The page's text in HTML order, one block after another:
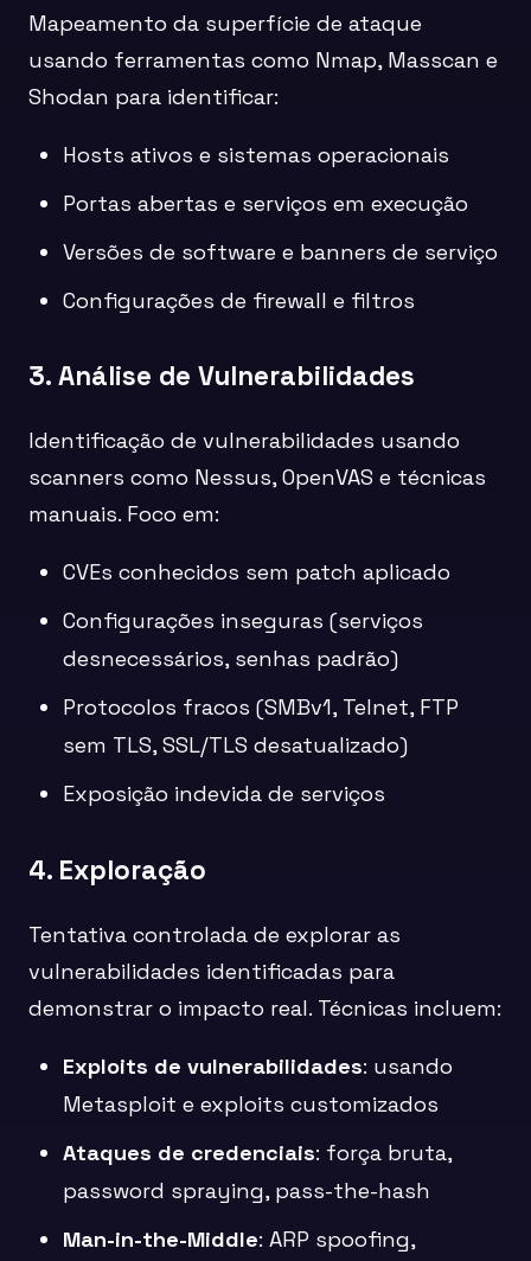
Mapeamento da superfície de ataque
usando ferramentas como Nmap, Masscan e
Shodan para identificar:
Hosts ativos e sistemas operacionais
Portas abertas e serviços em execução
Versões de software e banners de serviço
Configurações de firewall e filtros
3. Análise de Vulnerabilidades
Identificação de vulnerabilidades usando
scanners como Nessus, OpenVAS e técnicas
manuais. Foco em:
CVEs conhecidos sem patch aplicado
Configurações inseguras (serviços
desnecessários, senhas padrão)
Protocolos fracos (SMBv1, Telnet, FTP
sem TLS, SSL/TLS desatualizado)
Exposição indevida de serviços
4. Exploração
Tentativa controlada de explorar as
vulnerabilidades identificadas para
demonstrar o impacto real. Técnicas incluem:
Exploits de vulnerabilidades: usando
Metasploit e exploits customizados
Ataques de credenciais: força bruta,
password spraying, pass-the-hash
Man-in-the-Middle: ARP spoofing,